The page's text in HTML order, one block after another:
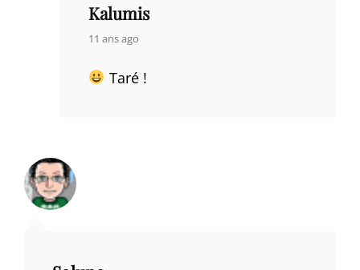
Kalumis
says:
11 ans ago
Taré !